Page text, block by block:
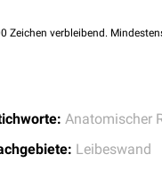
Zeichen verbleibend.
Anatomischer
Leibeswand